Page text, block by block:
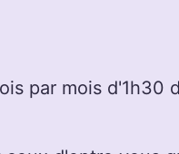
par mois d'1h30